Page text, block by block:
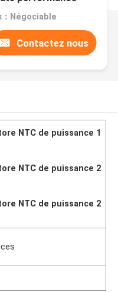
：Négociable
Contactez nous
NTC de puissance 1
NTC de puissance 2
NTC de puissance 2